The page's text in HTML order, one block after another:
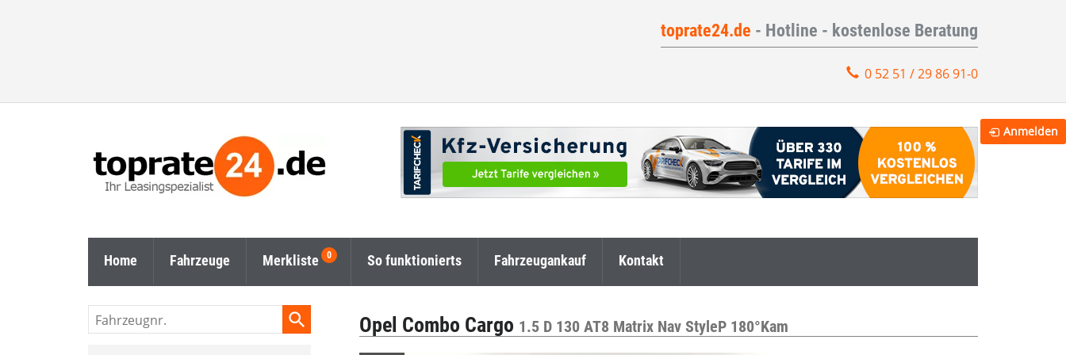
toprate24.de - Hotline - kostenlose Beratung
0 52 51 / 29 86 91-0
Home Fahrzeuge Merkliste So funktionierts Fahrzeugankauf Kontakt
Opel Combo Cargo 1.5 D 130 AT8 Matrix Nav StyleP 180°Kam
Fahrzeugnr.
Anmelden